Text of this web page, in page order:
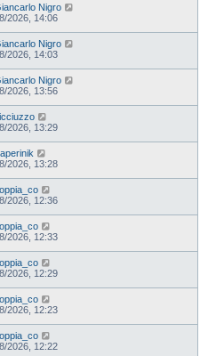
Nigro
2026, 14:06
Nigro
2026, 14:03
Nigro
2026, 13:56
2026, 13:29
2026, 13:28
2026, 12:36
2026, 12:33
2026, 12:29
2026, 12:23
2026, 12:22